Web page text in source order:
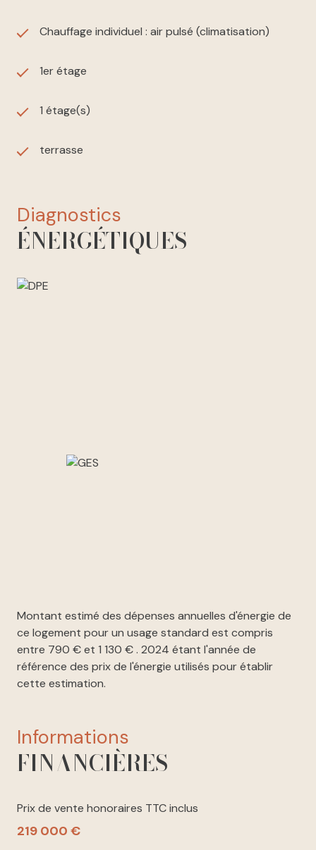
Chauffage individuel : air pulsé (climatisation)
1er étage
1 étage(s)
terrasse
diagnostics
ÉNERGÉTIQUES
Montant estimé des dépenses annuelles d'énergie de
ce logement pour un usage standard est compris
entre 790 € et 1 130 € . 2024 étant l'année de
référence des prix de l'énergie utilisés pour établir
cette estimation.
informations
FINANCIÈRES
Prix de vente honoraires TTC inclus
219 000 €